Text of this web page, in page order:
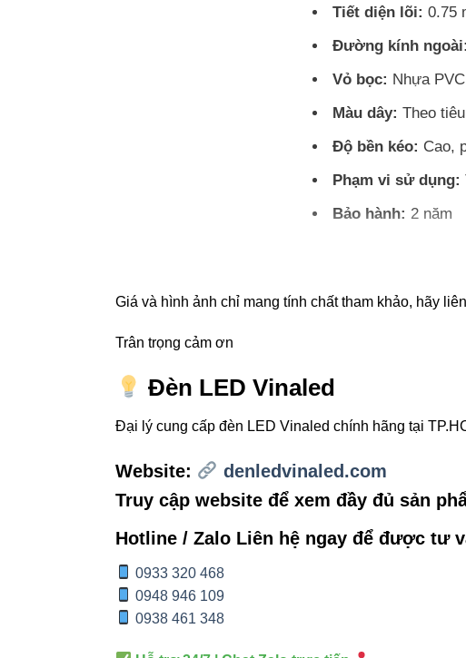
Tiết diện lõi: 0.75
Đường kính ngoài:
Vỏ bọc: Nhựa
Màu dây: Theo
Độ bền kéo: Cao,
Phạm vi sử dụng:
Bảo hành: 2 năm
Nhờ lớp PVC chống
trọng
Lõi đồng:
Truyền
Giá và hình ảnh chỉ mang tính chất tham khảo, hãy
Trân trọng cảm ơn
Đèn LED Vinaled
Đại lý cung cấp đèn LED Vinaled chính hãng tại
Website:
denledvinaled.com
Truy cập website để xem đầy đủ sản
Hotline / Zalo Liên hệ ngay để được tư
0933 320 468
0948 946 109
0938 461 348